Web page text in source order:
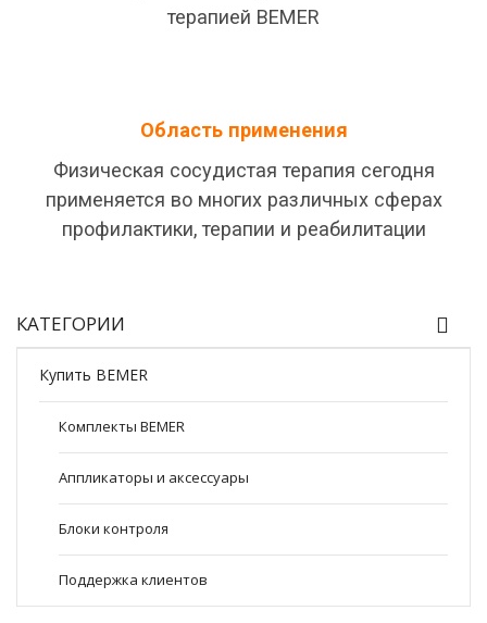
КАТЕГОРИИ
Купить BEMER
Комплекты BEMER
Аппликаторы и аксессуары
Блоки контроля
Поддержка клиентов
терапией BEMER
Область применения
Физическая сосудистая терапия сегодня
применяется во многих различных сферах
профилактики, терапии и реабилитации